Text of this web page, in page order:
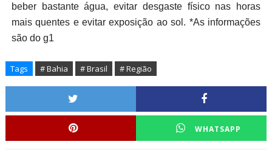
beber bastante água, evitar desgaste físico nas horas
mais quentes e evitar exposição ao sol. *As informações
são do g1
Tags # Bahia # Brasil # Região
WHATSAPP